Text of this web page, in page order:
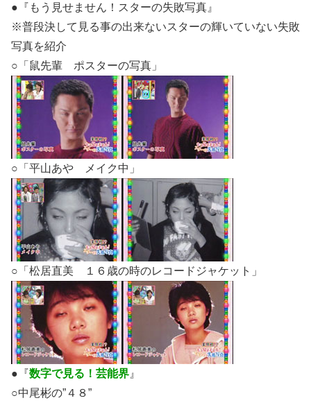
●『もう見せません！スターの失敗写真』
※普段決して見る事の出来ないスターの輝いていない失敗
写真を紹介
○「鼠先輩 ポスターの写真」
○「平山あや メイク中」
○「松居直美 １６歳の時のレコードジャケット」
●『数字で見る！芸能界 』
○中尾彬の”４８”